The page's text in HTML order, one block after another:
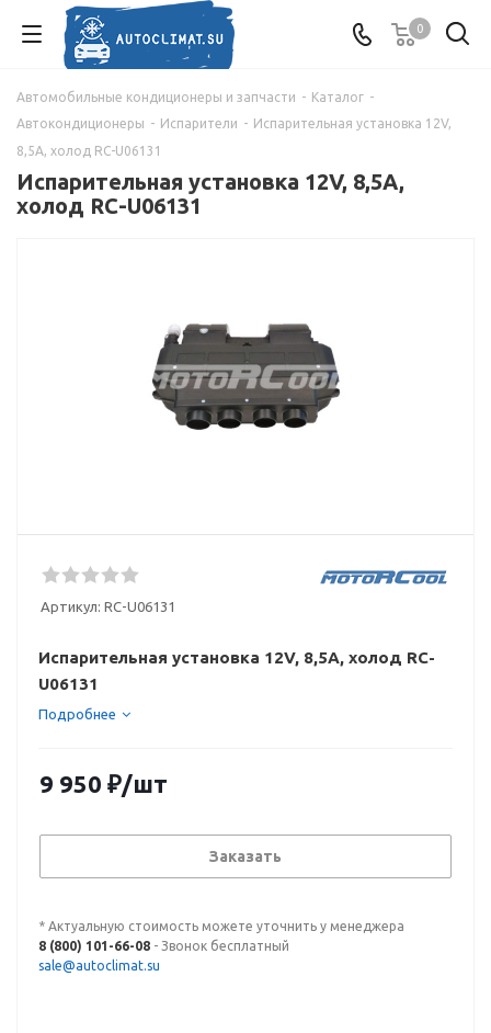
0
Автомобильные кондиционеры и запчасти - Каталог -
Автокондиционеры - Испарители - Испарительная установка 12V,
8,5A, холод RC-U06131
Испарительная установка 12V, 8,5A,
холод RC-U06131
Артикул: RC-U06131
Испарительная установка 12V, 8,5A, холод RC-
U06131
Подробнее
9 950 ₽/шт
Заказать
* Актуальную стоимость можете уточнить у менеджера
8 (800) 101-66-08 - Звонок бесплатный
sale@autoclimat.su